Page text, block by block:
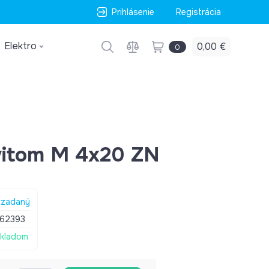
Prihlásenie Registrácia
Elektro 0 0,00 €
M 4x20 ZN